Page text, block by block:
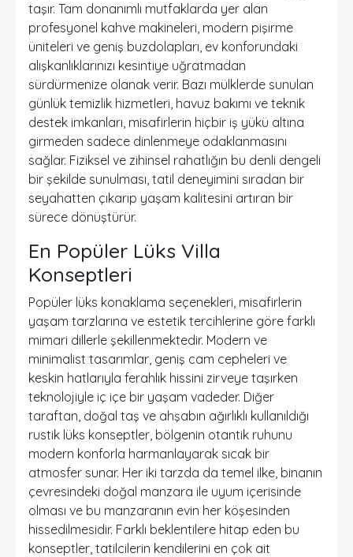
taşır. Tam donanımlı mutfaklarda yer alan
profesyonel kahve makineleri, modern pişirme
üniteleri ve geniş buzdolapları, ev konforundaki
alışkanlıklarınızı kesintiye uğratmadan
sürdürmenize olanak verir. Bazı mülklerde sunulan
günlük temizlik hizmetleri, havuz bakımı ve teknik
destek imkanları, misafirlerin hiçbir iş yükü altına
girmeden sadece dinlenmeye odaklanmasını
sağlar. Fiziksel ve zihinsel rahatlığın bu denli dengeli
bir şekilde sunulması, tatil deneyimini sıradan bir
seyahatten çıkarıp yaşam kalitesini artıran bir
sürece dönüştürür.
En Popüler Lüks Villa
Konseptleri
Popüler lüks konaklama seçenekleri, misafirlerin
yaşam tarzlarına ve estetik tercihlerine göre farklı
mimari dillerle şekillenmektedir. Modern ve
minimalist tasarımlar, geniş cam cepheleri ve
keskin hatlarıyla ferahlık hissini zirveye taşırken
teknolojiyle iç içe bir yaşam vadeder. Diğer
taraftan, doğal taş ve ahşabın ağırlıklı kullanıldığı
rustik lüks konseptler, bölgenin otantik ruhunu
modern konforla harmanlayarak sıcak bir
atmosfer sunar. Her iki tarzda da temel ilke, binanın
çevresindeki doğal manzara ile uyum içerisinde
olması ve bu manzaranın evin her köşesinden
hissedilmesidir. Farklı beklentilere hitap eden bu
konseptler, tatilcilerin kendilerini en çok ait